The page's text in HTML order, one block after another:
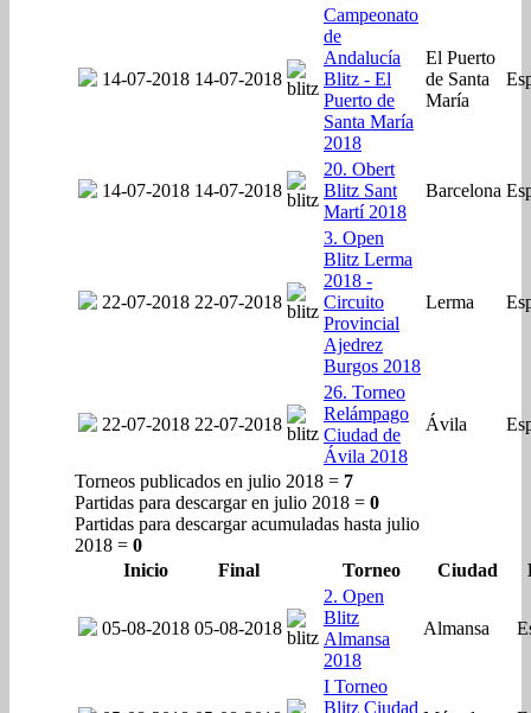
14-07-2018 14-07-2018
Campeonato
de
Andalucía
Blitz - El
Puerto de
Santa María
2018
El Puerto
de Santa
María
14-07-2018 14-07-2018
20. Obert
Blitz Sant
Martí 2018
Barcelona
22-07-2018 22-07-2018
3. Open
Blitz Lerma
2018 -
Circuito
Provincial
Ajedrez
Burgos 2018
Lerma
22-07-2018 22-07-2018
26. Torneo
Relámpago
Ciudad de
Ávila 2018
Ávila
Torneos publicados en julio 2018 = 7
Partidas para descargar en julio 2018 = 0
Partidas para descargar acumuladas hasta julio
2018 = 0
Inicio
Final Torneo Ciudad
05-08-2018 05-08-2018
2. Open
Blitz
Almansa
2018
Almansa
I Torneo
Blitz Ciudad